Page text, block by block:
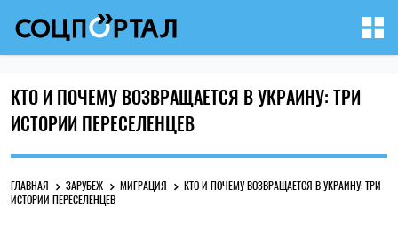
КТО И ПОЧЕМУ ВОЗВРАЩАЕТСЯ В УКРАИНУ: ТРИ
ИСТОРИИ ПЕРЕСЕЛЕНЦЕВ
ГЛАВНАЯ ЗАРУБЕЖ МИГРАЦИЯ
КТО И ПОЧЕМУ ВОЗВРАЩАЕТСЯ В УКРАИНУ: ТРИ
ИСТОРИИ ПЕРЕСЕЛЕНЦЕВ